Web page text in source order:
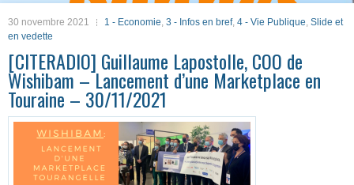
30 novembre 2021 1 - Economie, 3 - Infos en bref, 4 - Vie Publique, Slide et
en vedette
[CITERADIO] Guillaume Lapostolle, COO de
Wishibam – Lancement d’une Marketplace en
Touraine – 30/11/2021